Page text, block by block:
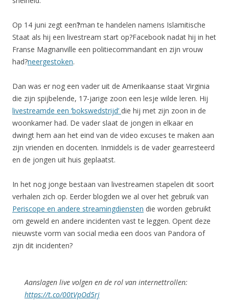
Op 14 juni zegt een?man te handelen namens Islamitische
Staat als hij een livestream start op?Facebook nadat hij in het
Franse Magnanville een politiecommandant en zijn vrouw
had?neergestoken.
Dan was er nog een vader uit de Amerikaanse staat Virginia
die zijn spijbelende, 17-jarige zoon een lesje wilde leren. Hij
livestreamde een ‘bokswedstrijd’ die hij met zijn zoon in de
woonkamer had. De vader slaat de jongen in elkaar en
dwingt hem aan het eind van de video excuses te maken aan
zijn vrienden en docenten. Inmiddels is de vader gearresteerd
en de jongen uit huis geplaatst.
In het nog jonge bestaan van livestreamen stapelen dit soort
verhalen zich op. Eerder blogden we al over het gebruik van
Periscope en andere streamingdiensten die worden gebruikt
om geweld en andere incidenten vast te leggen. Opent deze
nieuwste vorm van social media een doos van Pandora of
zijn dit incidenten?
Aanslagen live volgen en de rol van internettrollen:
https://t.co/00tVpOd5rj